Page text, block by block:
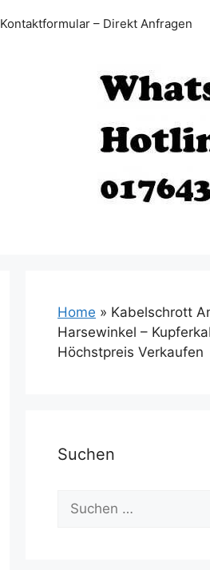
Kontaktformular – Direkt Anfragen
Home » Kabelschrott
Harsewinkel –
Höchstpreis Verkaufen
Suchen
Suchen
nach: